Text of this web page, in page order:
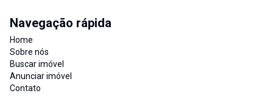
Navegação rápida
Home
Sobre nós
Buscar imóvel
Anunciar imóvel
Contato